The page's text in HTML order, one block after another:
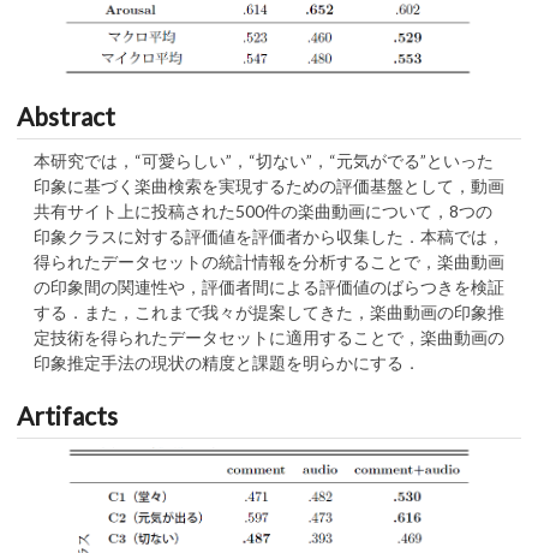
Abstract
本研究では，“可愛らしい”，“切ない”，“元気がでる”といった
印象に基づく楽曲検索を実現するための評価基盤として，動画
共有サイト上に投稿された500件の楽曲動画について，8つの
印象クラスに対する評価値を評価者から収集した．本稿では，
得られたデータセットの統計情報を分析することで，楽曲動画
の印象間の関連性や，評価者間による評価値のばらつきを検証
する．また，これまで我々が提案してきた，楽曲動画の印象推
定技術を得られたデータセットに適用することで，楽曲動画の
印象推定手法の現状の精度と課題を明らかにする．
Artifacts